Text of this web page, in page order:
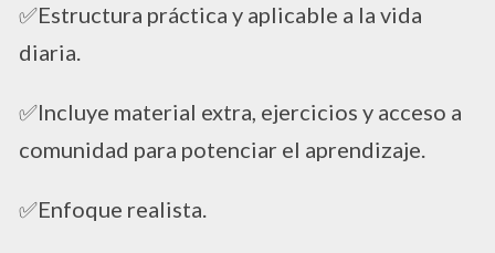
✅Estructura práctica y aplicable a la vida
diaria.
✅Incluye material extra, ejercicios y acceso a
comunidad para potenciar el aprendizaje.
✅Enfoque realista.